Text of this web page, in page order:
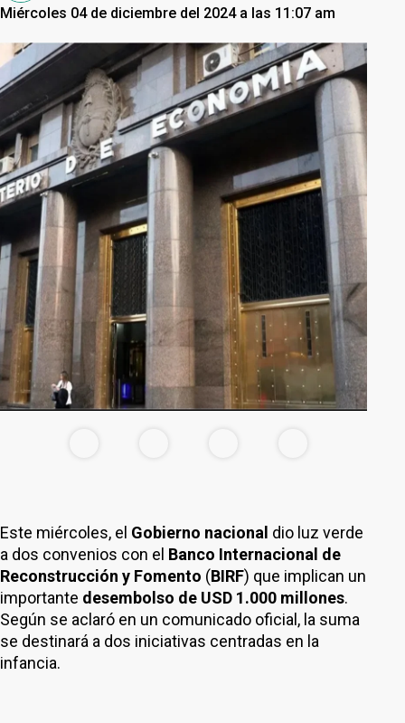
Miércoles 04 de diciembre del 2024 a las 11:07 am
Este miércoles, el Gobierno nacional dio luz verde
a dos convenios con el Banco Internacional de
Reconstrucción y Fomento (BIRF) que implican un
importante desembolso de USD 1.000 millones.
Según se aclaró en un comunicado oficial, la suma
se destinará a dos iniciativas centradas en la
infancia.